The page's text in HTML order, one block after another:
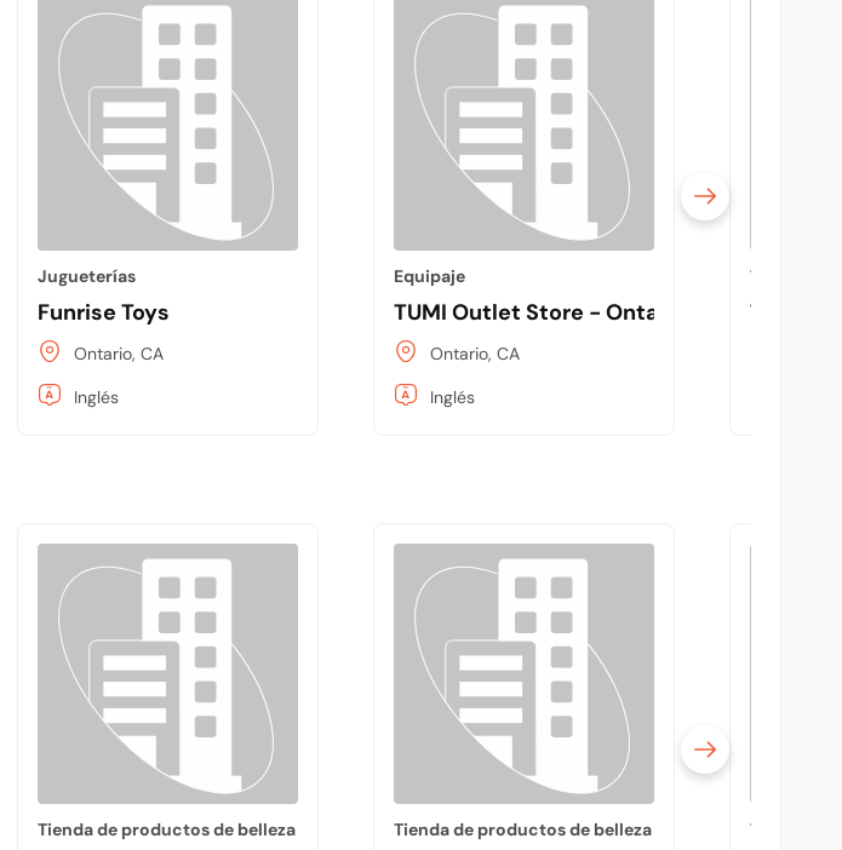
Jugueterías
Funrise Toys
Ontario, CA
Inglés
Equipaje
TUMI Outlet Store - Ontario Mills Outlet
Ontario, CA
Inglés
Tienda de
The Ant
Tienda de productos de belleza Tienda de productos de belleza Tienda de